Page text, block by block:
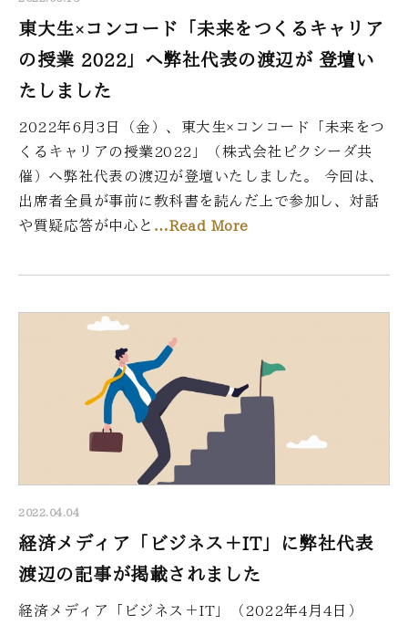
東大生×コンコード「未来をつくるキャリア
の授業 2022」へ弊社代表の渡辺が 登壇い
たしました
2022年6月3日（金）、東大生×コンコード「未来をつ
くるキャリアの授業2022」（株式会社ピクシーダ共
催）へ弊社代表の渡辺が登壇いたしました。 今回は、
出席者全員が事前に教科書を読んだ上で参加し、対話
や質疑応答が中心と …Read More
2022.04.04
経済メディア「ビジネス＋IT」に弊社代表
渡辺の記事が掲載されました
経済メディア「ビジネス＋IT」（2022年4月4日）